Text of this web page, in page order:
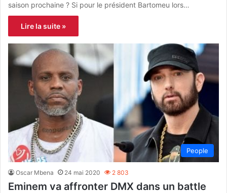
saison prochaine ? Si pour le président Bartomeu lors…
Lire la suite »
People
Oscar Mbena 24 mai 2020 2 803
Eminem va affronter DMX dans un battle